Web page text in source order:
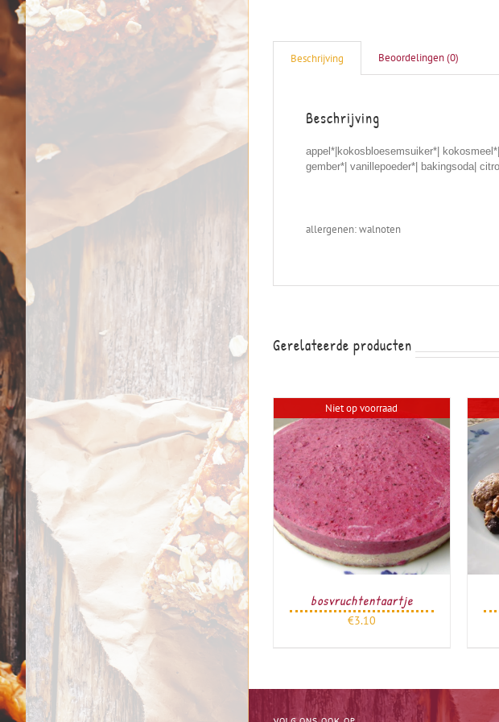
Beschrijving Beoordelingen (0)
Beschrijving
appel*|kokosbloesemsuiker*|
gember*| vanillepoeder*| bakingsoda|
allergenen: walnoten
Gerelateerde producten
Niet op voorraad
bosvruchtentaartje
€3.10